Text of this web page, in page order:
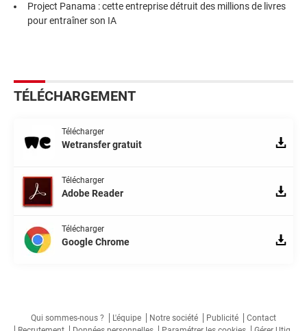
Project Panama : cette entreprise détruit des millions de livres
pour entraîner son IA
TÉLÉCHARGEMENT
Télécharger
Wetransfer gratuit
Télécharger
Adobe Reader
Télécharger
Google Chrome
Qui sommes-nous ? L'équipe Notre société Publicité
Contact